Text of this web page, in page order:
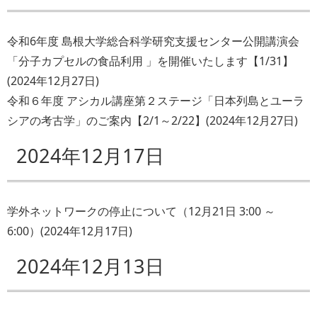
令和6年度 島根大学総合科学研究支援センター公開講演会
「分子カプセルの食品利用 」を開催いたします【1/31】
(2024年12月27日)
令和６年度 アシカル講座第２ステージ「日本列島とユーラ
シアの考古学」のご案内【2/1～2/22】 (2024年12月27日)
2024年12月17日
学外ネットワークの停止について（12月21日 3:00 ～
6:00） (2024年12月17日)
2024年12月13日